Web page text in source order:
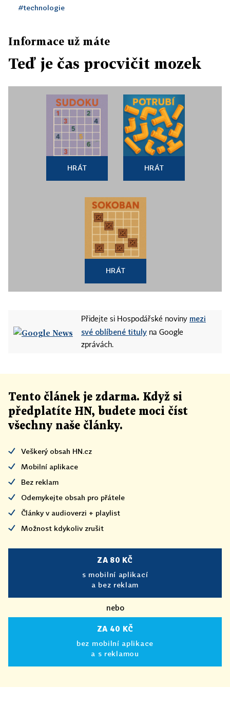
#technologie
Informace už máte
Teď je čas procvičit mozek
HRÁT HRÁT
HRÁT
Přidejte si Hospodářské noviny mezi
své oblíbené tituly na Google
zprávách.
Tento článek je zdarma. Když si
předplatíte HN, budete moci číst
všechny naše články.
Veškerý obsah HN.cz
Mobilní aplikace
Bez reklam
Odemykejte obsah pro přátele
Články v audioverzi + playlist
Možnost kdykoliv zrušit
ZA 80 KČ
s mobilní aplikací
a bez reklam
nebo
ZA 40 KČ
bez mobilní aplikace
a s reklamou